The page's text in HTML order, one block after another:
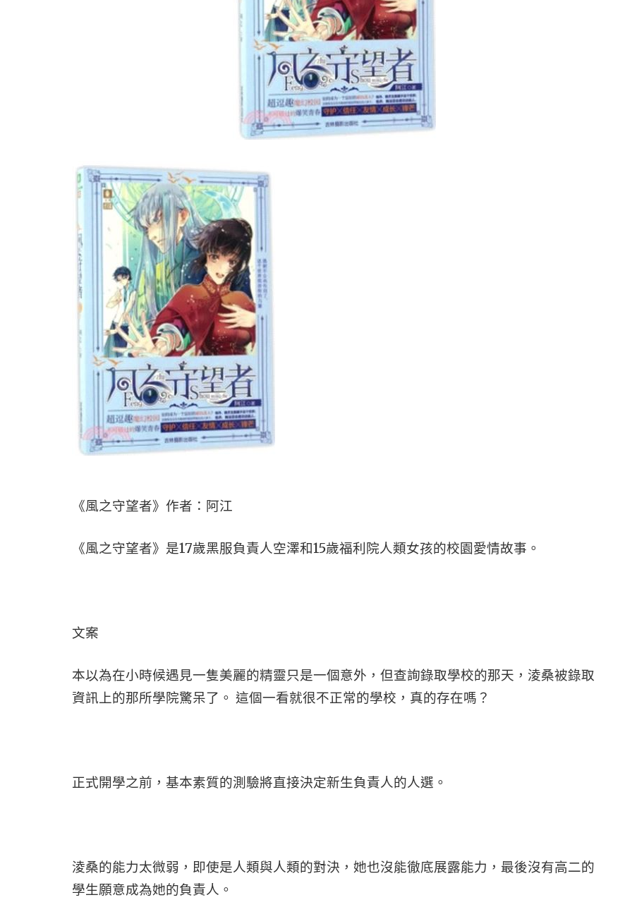
《風之守望者》作者：阿江
《風之守望者》是17歲黑服負責人空澤和15歲福利院人類女孩的校園愛情故事。
文案
本以為在小時候遇見一隻美麗的精靈只是一個意外，但查詢錄取學校的那天，淩桑被錄取
資訊上的那所學院驚呆了。 這個一看就很不正常的學校，真的存在嗎？
正式開學之前，基本素質的測驗將直接決定新生負責人的人選。
淩桑的能力太微弱，即使是人類與人類的對決，她也沒能徹底展露能力，最後沒有高二的
學生願意成為她的負責人。